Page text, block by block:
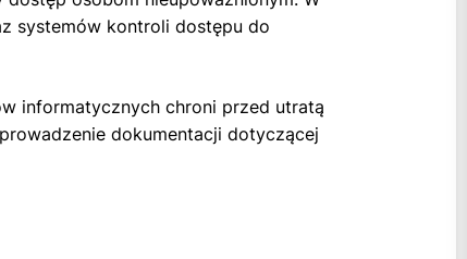
systemów kontroli dostępu do
informatycznych chroni przed utratą
dokumentacji dotyczącej